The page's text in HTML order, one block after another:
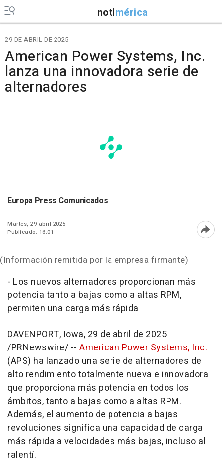
notimérica
29 DE ABRIL DE 2025
American Power Systems, Inc.
lanza una innovadora serie de
alternadores
Europa Press Comunicados
Martes, 29 abril 2025
Publicado: 16:01
(Información remitida por la empresa firmante)
- Los nuevos alternadores proporcionan más
potencia tanto a bajas como a altas RPM,
permiten una carga más rápida
DAVENPORT, Iowa, 29 de abril de 2025
/PRNewswire/ -- American Power Systems, Inc.
(APS) ha lanzado una serie de alternadores de
alto rendimiento totalmente nueva e innovadora
que proporciona más potencia en todos los
ámbitos, tanto a bajas como a altas RPM.
Además, el aumento de potencia a bajas
revoluciones significa una capacidad de carga
más rápida a velocidades más bajas, incluso al
ralentí.